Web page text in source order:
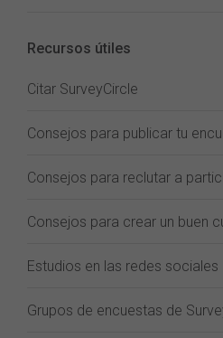
Recursos útiles
Citar SurveyCircle
Consejos para publicar tu
Consejos para reclutar a
Consejos para crear un buen
Estudios en las redes sociales
Grupos de encuestas de